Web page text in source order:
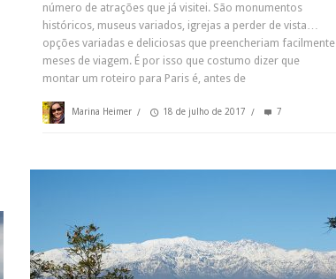
número de atrações que já visitei. São monumentos
históricos, museus variados, igrejas a perder de vista…
opções variadas e deliciosas que preencheriam facilmente
meses de viagem. É por isso que costumo dizer que
montar um roteiro para Paris é, antes de
Marina Heimer / 18 de julho de 2017 / 7